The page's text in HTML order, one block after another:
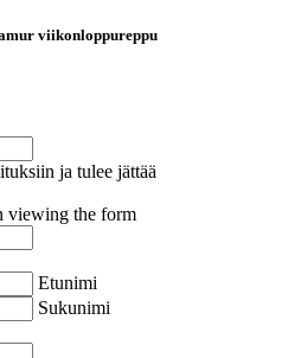
viikonloppureppu
ja tulee jättää
viewing the form
Etunimi
Sukunimi